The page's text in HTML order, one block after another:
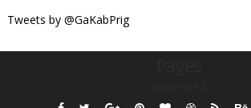
Tweets by @GaKabPrig